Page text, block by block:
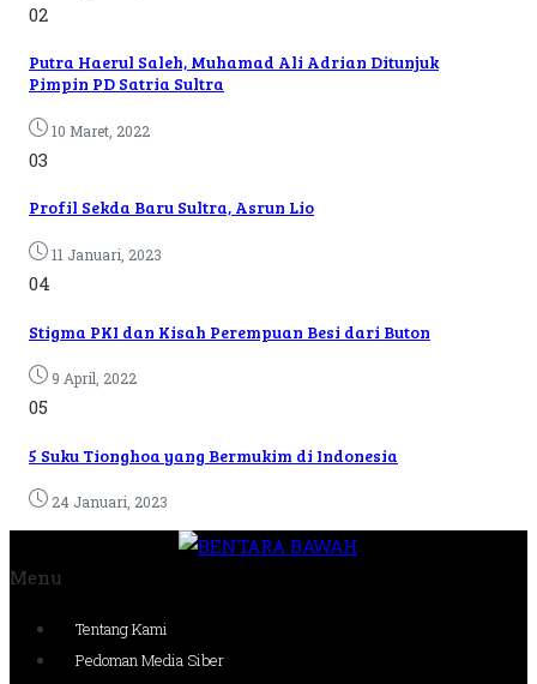
02
Putra Haerul Saleh, Muhamad Ali Adrian Ditunjuk
Pimpin PD Satria Sultra
10 Maret, 2022
03
Profil Sekda Baru Sultra, Asrun Lio
11 Januari, 2023
04
Stigma PKI dan Kisah Perempuan Besi dari Buton
9 April, 2022
05
5 Suku Tionghoa yang Bermukim di Indonesia
24 Januari, 2023
Menu
Tentang Kami
Pedoman Media Siber